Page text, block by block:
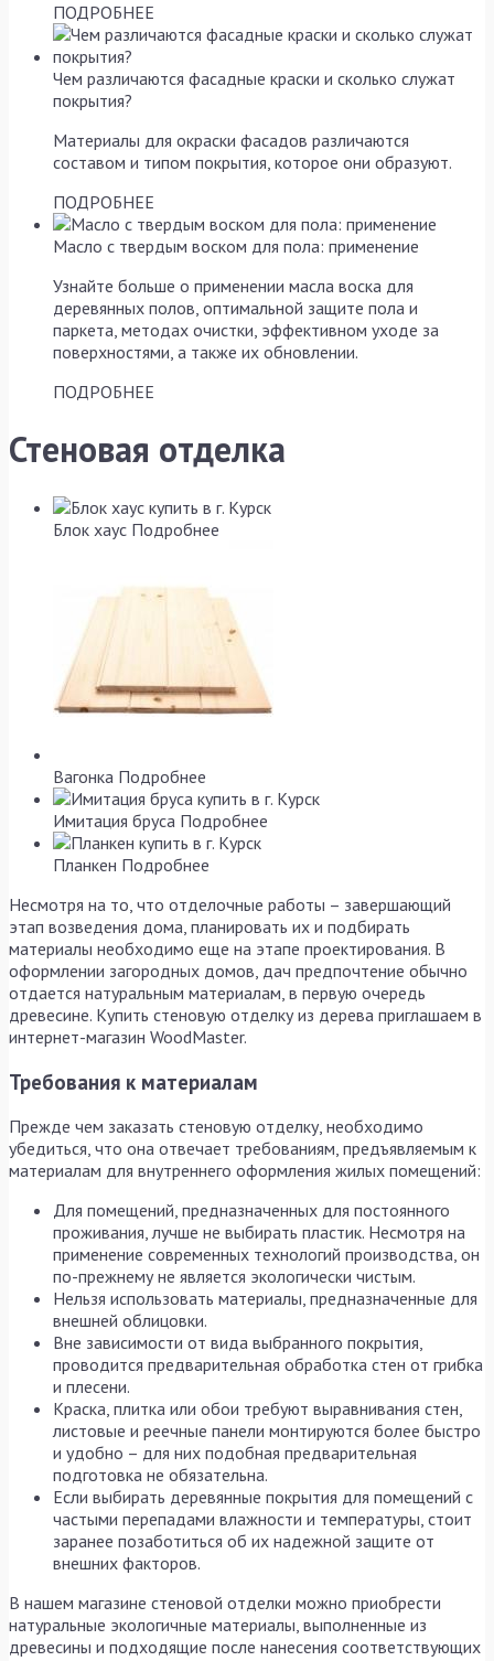
ПОДРОБНЕЕ
Чем различаются фасадные краски и сколько служат
покрытия?
Материалы для окраски фасадов различаются
составом и типом покрытия, которое они образуют.
ПОДРОБНЕЕ
Масло с твердым воском для пола: применение
Узнайте больше о применении масла воска для
деревянных полов, оптимальной защите пола и
паркета, методах очистки, эффективном уходе за
поверхностями, а также их обновлении.
ПОДРОБНЕЕ
Стеновая отделка
Блок хаус Подробнее
Вагонка Подробнее
Имитация бруса Подробнее
Планкен Подробнее
Несмотря на то, что отделочные работы – завершающий
этап возведения дома, планировать их и подбирать
материалы необходимо еще на этапе проектирования. В
оформлении загородных домов, дач предпочтение обычно
отдается натуральным материалам, в первую очередь
древесине. Купить стеновую отделку из дерева приглашаем в
интернет-магазин WoodMaster.
Требования к материалам
Прежде чем заказать стеновую отделку, необходимо
убедиться, что она отвечает требованиям, предъявляемым к
материалам для внутреннего оформления жилых помещений:
Для помещений, предназначенных для постоянного
проживания, лучше не выбирать пластик. Несмотря на
применение современных технологий производства, он
по-прежнему не является экологически чистым.
Нельзя использовать материалы, предназначенные для
внешней облицовки.
Вне зависимости от вида выбранного покрытия,
проводится предварительная обработка стен от грибка
и плесени.
Краска, плитка или обои требуют выравнивания стен,
листовые и реечные панели монтируются более быстро
и удобно – для них подобная предварительная
подготовка не обязательна.
Если выбирать деревянные покрытия для помещений с
частыми перепадами влажности и температуры, стоит
заранее позаботиться об их надежной защите от
внешних факторов.
В нашем магазине стеновой отделки можно приобрести
натуральные экологичные материалы, выполненные из
древесины и подходящие после нанесения соответствующих